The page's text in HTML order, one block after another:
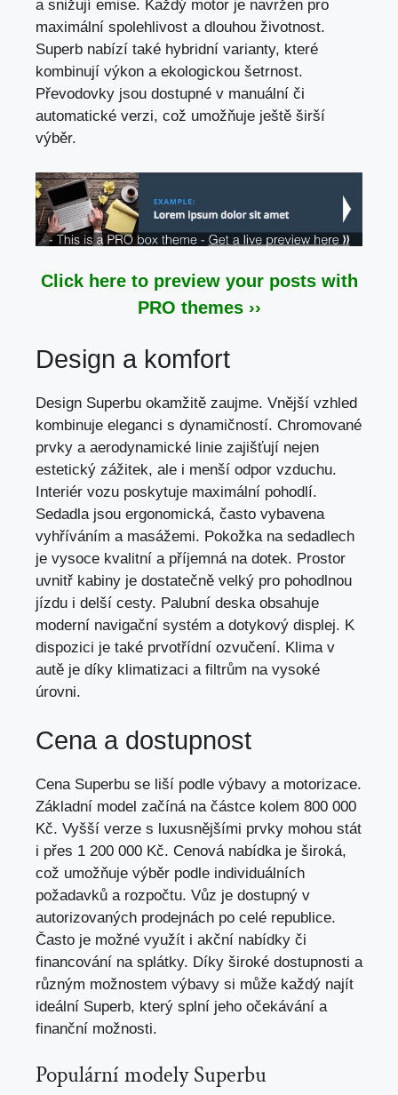
a snižují emise. Každý motor je navržen pro
maximální spolehlivost a dlouhou životnost.
Superb nabízí také hybridní varianty, které
kombinují výkon a ekologickou šetrnost.
Převodovky jsou dostupné v manuální či
automatické verzi, což umožňuje ještě širší
výběr.
Click here to preview your posts with
PRO themes ››
Design a komfort
Design Superbu okamžitě zaujme. Vnější vzhled
kombinuje eleganci s dynamičností. Chromované
prvky a aerodynamické linie zajišťují nejen
estetický zážitek, ale i menší odpor vzduchu.
Interiér vozu poskytuje maximální pohodlí.
Sedadla jsou ergonomická, často vybavena
vyhříváním a masážemi. Pokožka na sedadlech
je vysoce kvalitní a příjemná na dotek. Prostor
uvnitř kabiny je dostatečně velký pro pohodlnou
jízdu i delší cesty. Palubní deska obsahuje
moderní navigační systém a dotykový displej. K
dispozici je také prvotřídní ozvučení. Klima v
autě je díky klimatizaci a filtrům na vysoké
úrovni.
Cena a dostupnost
Cena Superbu se liší podle výbavy a motorizace.
Základní model začíná na částce kolem 800 000
Kč. Vyšší verze s luxusnějšími prvky mohou stát
i přes 1 200 000 Kč. Cenová nabídka je široká,
což umožňuje výběr podle individuálních
požadavků a rozpočtu. Vůz je dostupný v
autorizovaných prodejnách po celé republice.
Často je možné využít i akční nabídky či
financování na splátky. Díky široké dostupnosti a
různým možnostem výbavy si může každý najít
ideální Superb, který splní jeho očekávání a
finanční možnosti.
Populární modely Superbu